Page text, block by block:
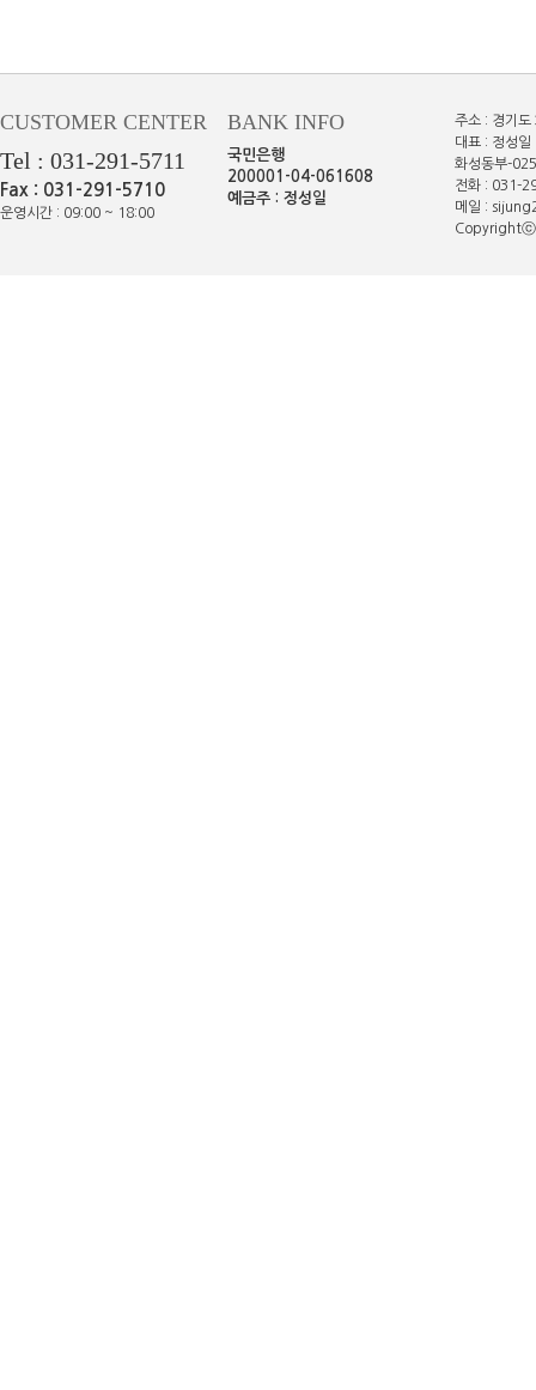
CUSTOMER CENTER
Tel : 031-291-5711
Fax : 031-291-5710
운영시간 : 09:00 ~ 18:00
BANK INFO
국민은행
200001-04-061608
예금주 : 정성일
주소 : 경기
대표 : 정성
화성동부-
전화 : 031-
메일 :